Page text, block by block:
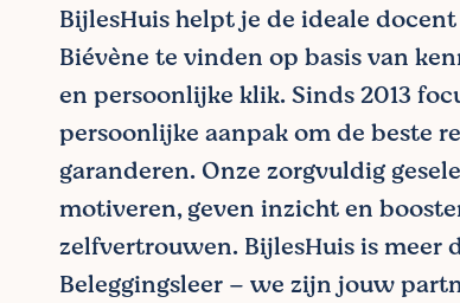
BijlesHuis helpt je de ideale
Biévène te vinden op basis van
en persoonlijke klik. Sinds 2013
persoonlijke aanpak om de beste
garanderen. Onze zorgvuldig
motiveren, geven inzicht en
zelfvertrouwen. BijlesHuis is meer
Beleggingsleer – we zijn jouw